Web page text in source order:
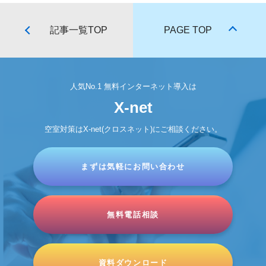
記事一覧TOP PAGE TOP
人気No.1 無料インターネット導入は
X-net
空室対策はX-net(クロスネット)にご相談ください。
まずは気軽にお問い合わせ
無料電話相談
資料ダウンロード